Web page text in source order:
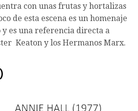
con unas frutas y hortalizas
de esta escena es un homenaje
es una referencia directa a
Keaton y los Hermanos Marx.